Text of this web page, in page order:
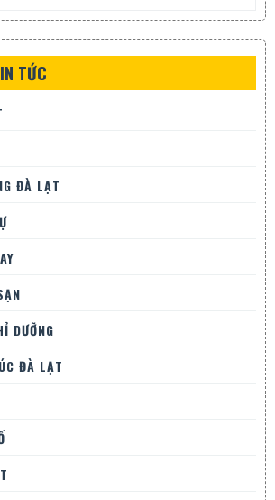
TỨC
ĐÀ LẠT
DƯỠNG
ĐÀ LẠT